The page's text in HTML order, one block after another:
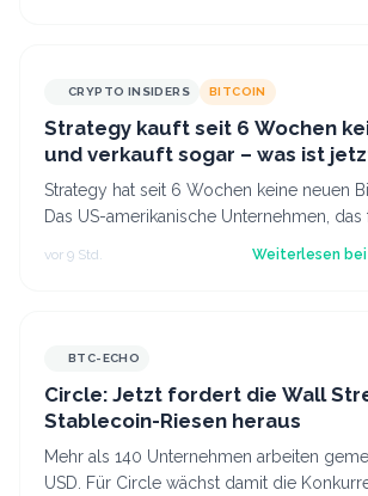
CRYPTO INSIDERS BITCOIN
Strategy kauft seit 6 Wochen
und verkauft sogar – was ist
Strategy hat seit 6 Wochen keine neuen
Das US-amerikanische Unternehmen, das
vor 9 Std. Weiterlesen bei
BTC-ECHO
Circle: Jetzt fordert die Wall
Stablecoin-Riesen heraus
Mehr als 140 Unternehmen arbeiten
USD. Für Circle wächst damit die